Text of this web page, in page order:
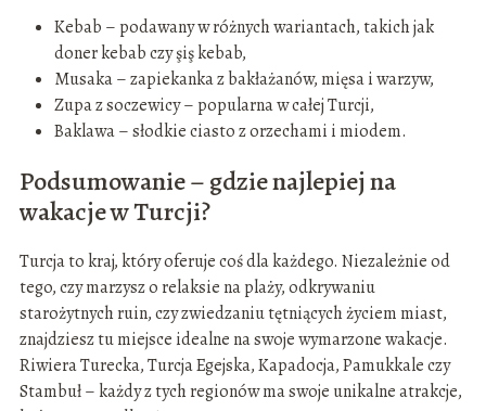
Kebab – podawany w różnych wariantach, takich jak
doner kebab czy şiş kebab,
Musaka – zapiekanka z bakłażanów, mięsa i warzyw,
Zupa z soczewicy – popularna w całej Turcji,
Baklawa – słodkie ciasto z orzechami i miodem.
Podsumowanie – gdzie najlepiej na
wakacje w Turcji?
Turcja to kraj, który oferuje coś dla każdego. Niezależnie od
tego, czy marzysz o relaksie na plaży, odkrywaniu
starożytnych ruin, czy zwiedzaniu tętniących życiem miast,
znajdziesz tu miejsce idealne na swoje wymarzone wakacje.
Riwiera Turecka, Turcja Egejska, Kapadocja, Pamukkale czy
Stambuł – każdy z tych regionów ma swoje unikalne atrakcje,